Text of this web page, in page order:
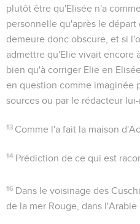
plutôt être qu'Elisée n'a
personnelle qu'après le
demeure donc obscure, et si
admettre qu'Elie vivait encore
bien qu'à corriger Elie en
en question comme imaginée
sources ou par le rédacteur lui-
13 Comme l'a fait la maison
14 Prédiction de ce qui est
16 Dans le voisinage des
de la mer Rouge, dans l'Arabie